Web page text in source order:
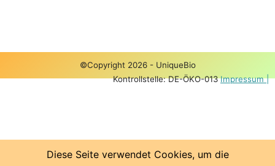
Diese Seite verwendet Cookies, um die
©Copyright 2026 - UniqueBio
Kontrollstelle: DE-ÖKO-013Impressum |